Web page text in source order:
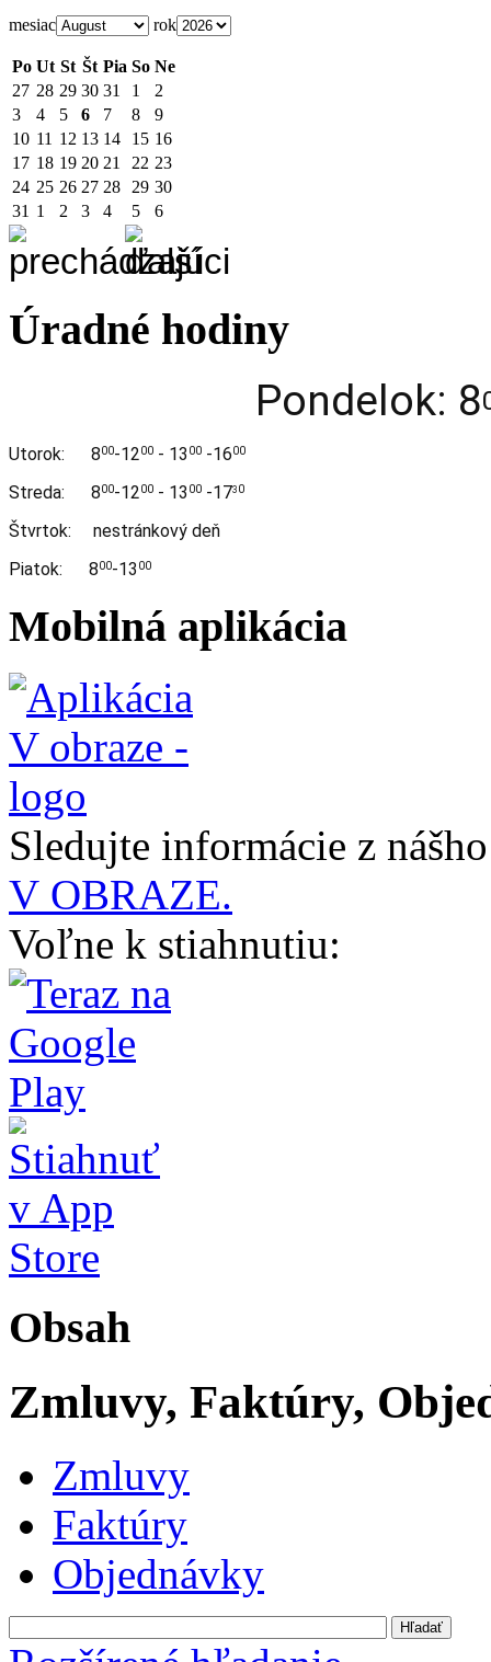
mesiac rok
Po Ut St Št Pia So Ne
27 28 29 30 31 1
2
3
4 5 6 7 8
9
10 11 12 13 14 15 16
17 18 19 20 21 22 23
24 25 26 27 28 29 30
31 1 2 3 4 5 6
Úradné hodiny
Pondelok: 8
Utorok: 800-1200 - 13 00 -1600
Streda: 800-1200 - 13 00 -173 0
Štvrtok: nestránkový deň
Piatok: 800-13 00
Mobilná aplikácia
Sledujte informácie z
V OBRAZE.
Voľne k stiahnutiu:
Obsah
Zmluvy, Faktúry,
Zmluvy
Faktúry
Objednávky